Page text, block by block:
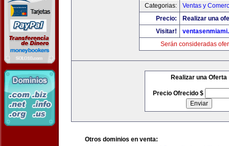
Categorias:
Ventas y
Precio:
Realizar una
Visitar!
Serán consideradas
Realizar una Oferta
Precio Ofrecido $
Otros dominios en venta: